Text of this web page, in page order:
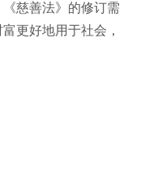
慈善法》的修订需
更好地用于社会，